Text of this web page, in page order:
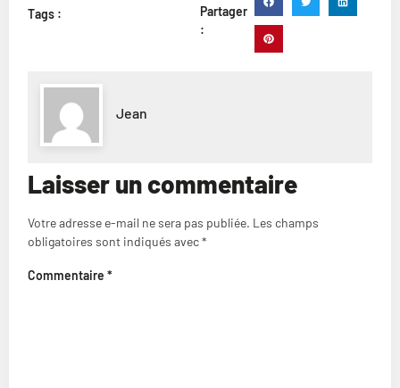
Tags :
Partager
:
Jean
Laisser un commentaire
Votre adresse e-mail ne sera pas publiée. Les champs
obligatoires sont indiqués avec*
Commentaire *